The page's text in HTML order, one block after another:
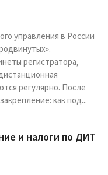
управления в России
регистратора,
регулярно. После
как под...
и налоги по ДИТ